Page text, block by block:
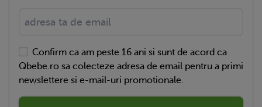
Confirm ca am peste 16 ani si sunt de acord ca
Qbebe.ro sa colecteze adresa de email pentru a primi
newslettere si e-mail-uri promotionale.